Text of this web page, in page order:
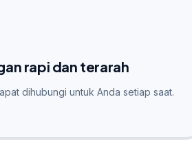
rapi dan terarah
dihubungi untuk Anda setiap saat.